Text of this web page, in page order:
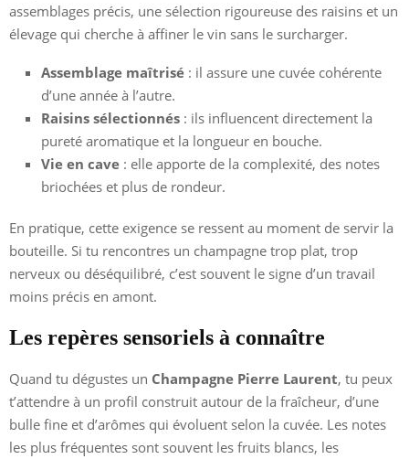
assemblages précis, une sélection rigoureuse des raisins et un
élevage qui cherche à affiner le vin sans le surcharger.
Assemblage maîtrisé : il assure une cuvée cohérente
d’une année à l’autre.
Raisins sélectionnés : ils influencent directement la
pureté aromatique et la longueur en bouche.
Vie en cave : elle apporte de la complexité, des notes
briochées et plus de rondeur.
En pratique, cette exigence se ressent au moment de servir la
bouteille. Si tu rencontres un champagne trop plat, trop
nerveux ou déséquilibré, c’est souvent le signe d’un travail
moins précis en amont.
Les repères sensoriels à connaître
Quand tu dégustes un Champagne Pierre Laurent, tu peux
t’attendre à un profil construit autour de la fraîcheur, d’une
bulle fine et d’arômes qui évoluent selon la cuvée. Les notes
les plus fréquentes sont souvent les fruits blancs, les